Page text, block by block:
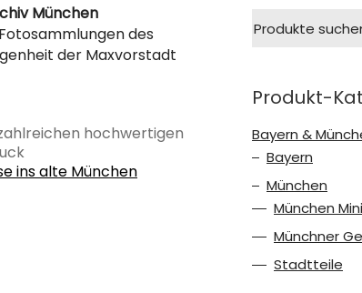
München
des
der Maxvorstadt
hochwertigen
ins alte München
nach:
Produkt-
Bayern &
Bayern
München
München
Münchner
Stadtteile